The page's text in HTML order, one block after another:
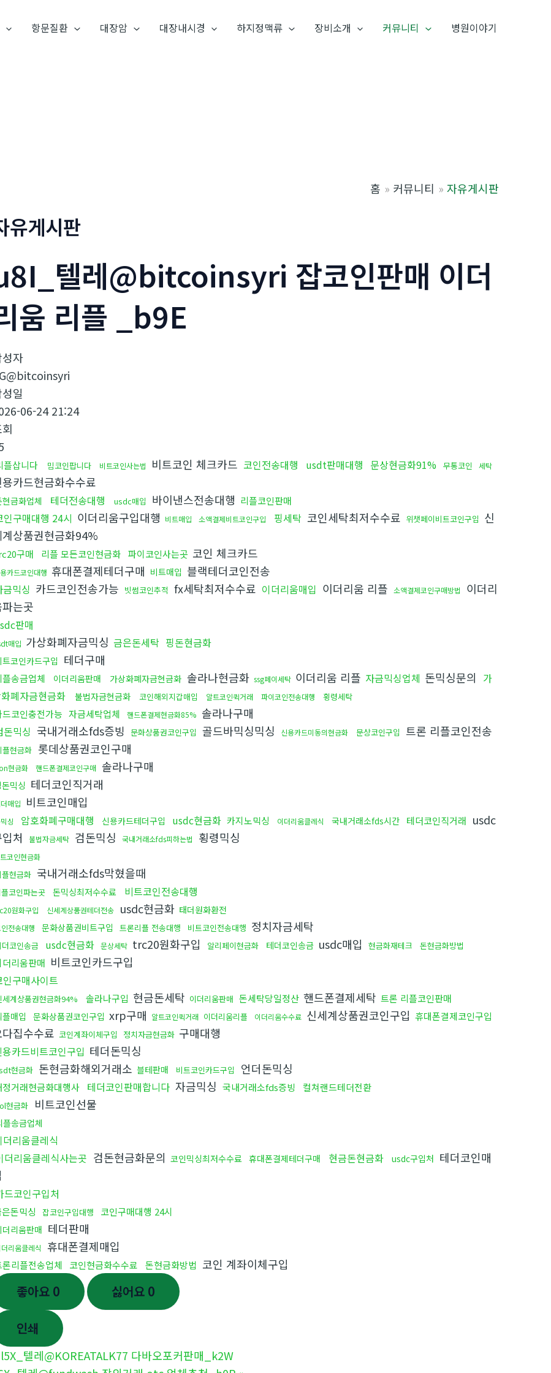
항문질환 대장암 대장내시경 하지정맥류 장비소개 커뮤니티 병원이야기
홈 커뮤니티 자유게시판
유게시판
텔레@bitcoinsyri 잡코인판매 이더
움 리플 _b9E
성자
일
06-24 21:24
플삽니다 밈코인팝니다 비트코인사는법 비트코인 체크카드 코인전송대행 usdt판매대행 문상현금화91% 무통코인 세탁
용카드현금화수수료
현금화업체 테더전송대행 usdc매입 바이낸스전송대행 리플코인판매
인구매대행 24시 이더리움구입대행 비트매입 소액결제비트코인구입 핑세탁 코인세탁최저수수료 위챗페이비트코인구입 신
계상품권현금화94%
구매 리플 모든코인현금화 파이코인사는곳 코인 체크카드
카드코인대행 휴대폰결제테더구매 비트매입 블랙테더코인전송
금믹싱 카드코인전송가능 빗썸코인추적 fx세탁최저수수료 이더리움매입 이더리움 리플 소액결제코인구매방법
이더리
는곳
판매
매입 가상화폐자금믹싱 금은돈세탁 핑돈현금화
트코인카드구입 테더구매
플송금업체 이더리움판매 가상화폐자금현금화 솔라나현금화 ssg페이세탁 이더리움 리플 자금믹싱업체 돈믹싱문의 가
폐자금현금화
불법자금현금화 코인해외지갑매입 알트코인퀵거래 파이코인전송대행 횡령세탁
드코인충전가능 자금세탁업체 핸드폰결제현금화85% 솔라나구매
돈믹싱 국내거래소fds증빙 문화상품권코인구입 골드바믹싱믹싱 신용카드미동의현금화 문상코인구입 트론 리플코인전송
플현금화 롯데상품권코인구매
현금화 핸드폰결제코인구매 솔라나구매
돈믹싱 테더코인직거래
매입 비트코인매입
싱 암호화폐구매대행 신용카드테더구입 usdc현금화 카지노믹싱 이더리움클레식 국내거래소fds시간 테더코인직거래 usdc
처
불법자금세탁 검돈믹싱 국내거래소fds피하는법 횡령믹싱
코인현금화
플현금화 국내거래소fds막혔을때
코인파는곳 돈믹싱최저수수료 비트코인전송대행
원화구입 신세계상품권테더전송 usdc현금화 태더원화환전
전송대행 문화상품권비트구입 트론리플 전송대행 비트코인전송대행 정치자금세탁
코인송금 usdc현금화 문상세탁 trc20원화구입 알리페이현금화 테더코인송금 usdc매입 현금화재테크 돈현금화방법
더리움판매 비트코인카드구입
인구매사이트
세계상품권현금화94% 솔라나구입 현금돈세탁 이더리움판매 돈세탁당일정산 핸드폰결제세탁 트론 리플코인판매
플매입 문화상품권코인구입 xrp구매 알트코인퀵거래 이더리움리플 이더리움수수료 신세계상품권코인구입 휴대폰결제코인구입
다집수수료 코인계좌이체구입 정치자금현금화 구매대행
용카드비트코인구입 테더돈믹싱
현금화 돈현금화해외거래소 블테판매 비트코인카드구입 언더돈믹싱
정거래현금화대행사 테더코인판매합니다 자금믹싱 국내거래소fds증빙 컬쳐랜드테더전환
현금화 비트코인선물
플송금업체
더리움클레식
더리움클레식사는곳 검돈현금화문의 코인믹싱최저수수료 휴대폰결제테더구매 현금돈현금화 usdc구입처 테더코인매
드코인구입처
돈믹싱 잡코인구입대행 코인구매대행 24시
더리움판매 테더판매
리움클레식 휴대폰결제매입
론리플전송업체 코인현금화수수료 돈현금화방법 코인 계좌이체구입
좋아요 0 싫어요 0
인쇄
l5X_텔레@KOREATALK77 다바오포커판매_k2W